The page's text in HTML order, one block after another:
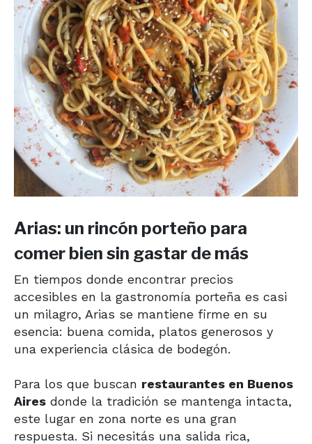
Arias: un rincón porteño para
comer bien sin gastar de más
En tiempos donde encontrar precios
accesibles en la gastronomía porteña es casi
un milagro, Arias se mantiene firme en su
esencia: buena comida, platos generosos y
una experiencia clásica de bodegón.
Para los que buscan restaurantes en Buenos
Aires donde la tradición se mantenga intacta,
este lugar en zona norte es una gran
respuesta. Si necesitás una salida rica,